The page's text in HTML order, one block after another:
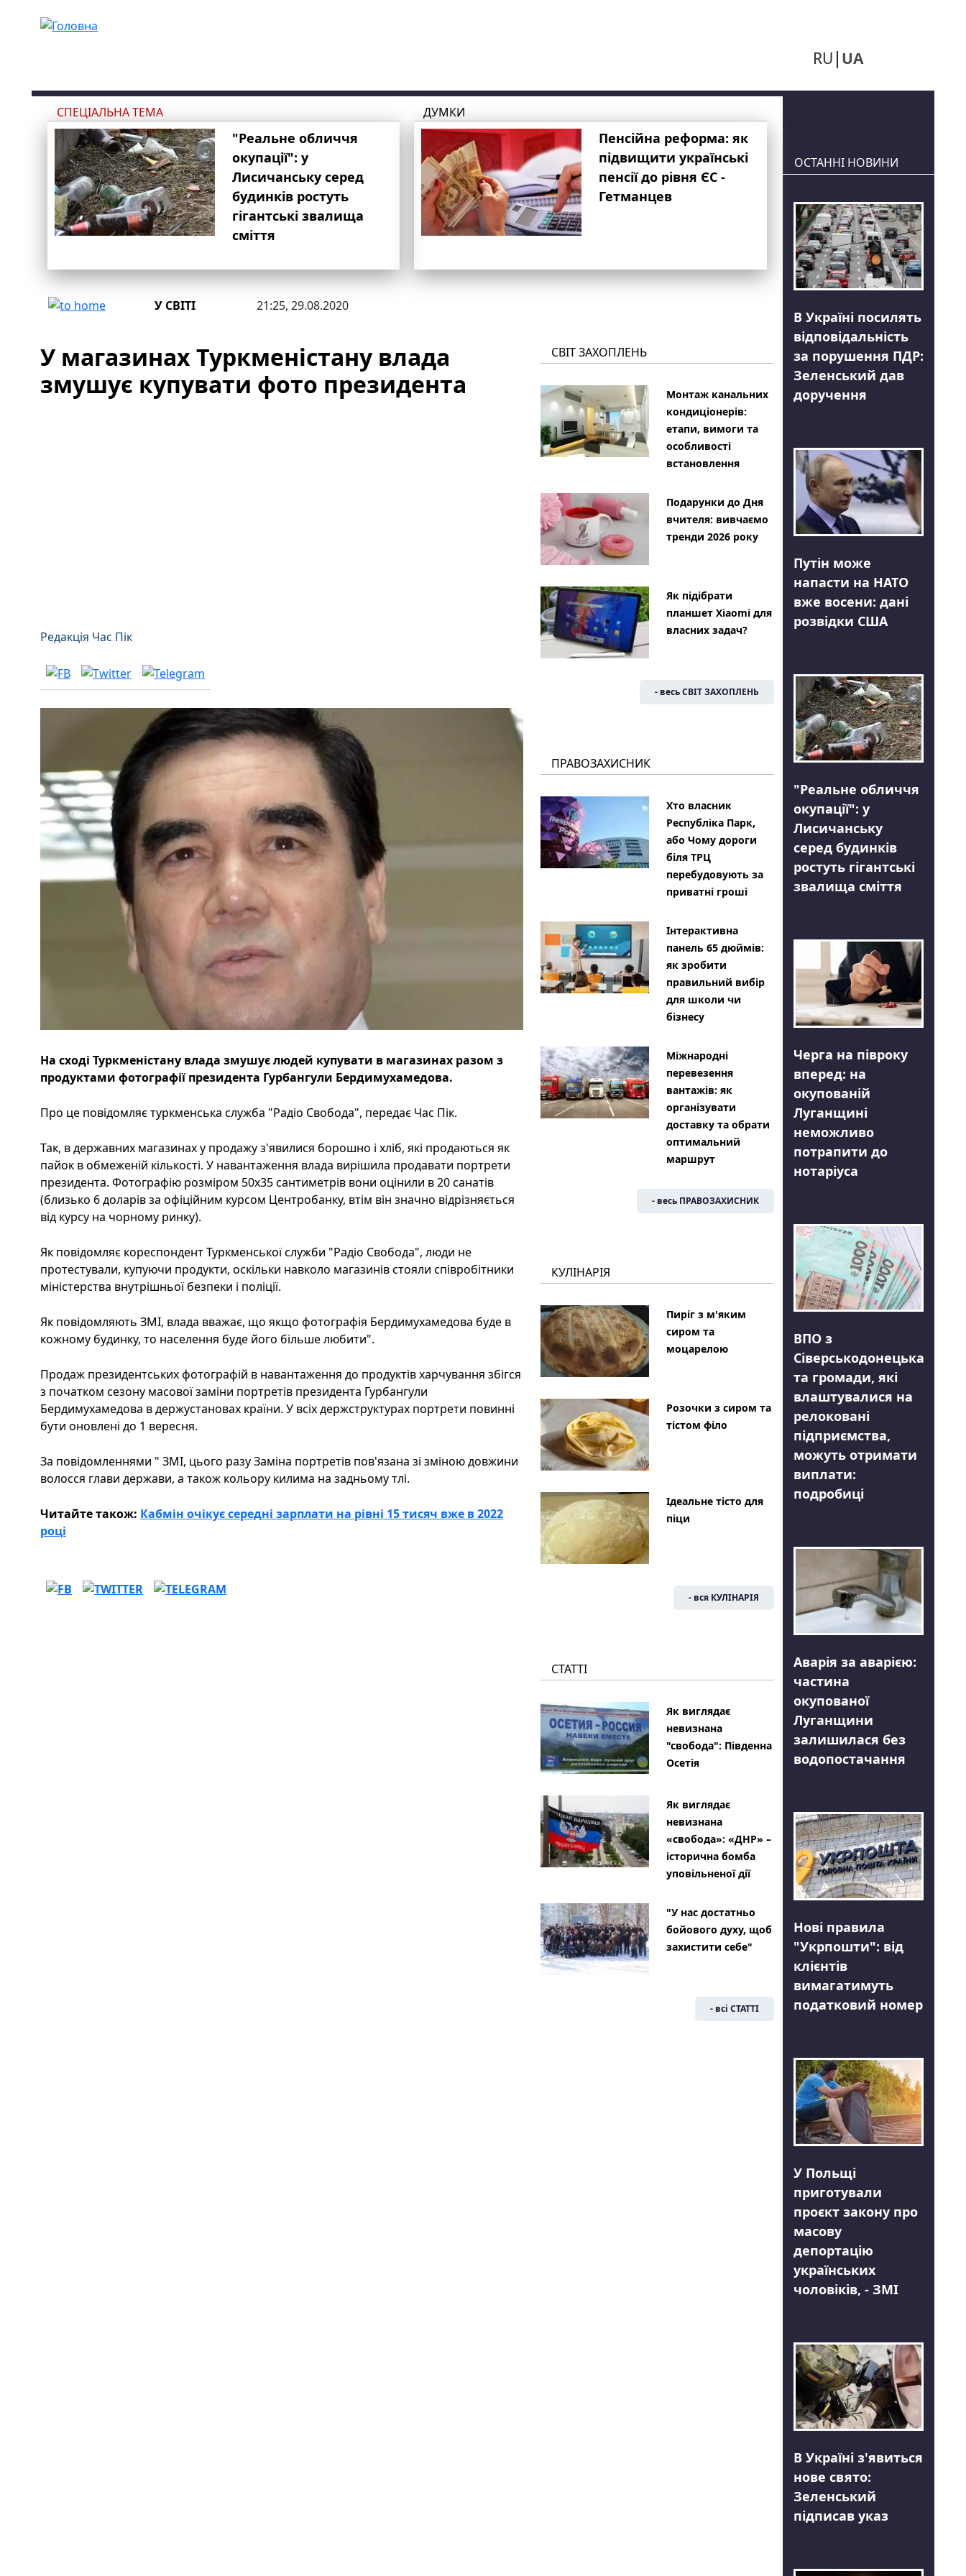
RU UA
СПЕЦІАЛЬНА ТЕМА
"Реальне обличчя
окупації": у
Лисичанську серед
будинків ростуть
гігантські звалища
сміття
ДУМКИ
Пенсійна реформа: як
підвищити українські
пенсії до рівня ЄС -
Гетманцев
У СВІТІ 21:25, 29.08.2020
У магазинах Туркменістану влада
змушує купувати фото президента
Редакція Час Пік
На сході Туркменістану влада змушує людей купувати в магазинах разом з
продуктами фотографії президента Гурбангули Бердимухамедова.
Про це повідомляє туркменська служба "Радіо Свобода", передає Час Пік.
Так, в державних магазинах у продажу з'явилися борошно і хліб, які продаються як
пайок в обмеженій кількості. У навантаження влада вирішила продавати портрети
президента. Фотографію розміром 50х35 сантиметрів вони оцінили в 20 санатів
(близько 6 доларів за офіційним курсом Центробанку, втім він значно відрізняється
від курсу на чорному ринку).
Як повідомляє кореспондент Туркменської служби "Радіо Свобода", люди не
протестували, купуючи продукти, оскільки навколо магазинів стояли співробітники
міністерства внутрішньої безпеки і поліції.
Як повідомляють ЗМІ, влада вважає, що якщо фотографія Бердимухамедова буде в
кожному будинку, то населення буде його більше любити".
Продаж президентських фотографій в навантаження до продуктів харчування збігся
з початком сезону масової заміни портретів президента Гурбангули
Бердимухамедова в держустановах країни. У всіх держструктурах портрети повинні
бути оновлені до 1 вересня.
За повідомленнями " ЗМІ, цього разу Заміна портретів пов'язана зі зміною довжини
волосся глави держави, а також кольору килима на задньому тлі.
Читайте також: Кабмін очікує середні зарплати на рівні 15 тисяч вже в 2022
році
СВІТ ЗАХОПЛЕНЬ
Монтаж канальних
кондиціонерів:
етапи, вимоги та
особливості
встановлення
Подарунки до Дня
вчителя: вивчаємо
тренди 2026 року
Як підібрати
планшет Xiaomi для
власних задач?
- весь СВІТ ЗАХОПЛЕНЬ
ПРАВОЗАХИСНИК
Хто власник
Республіка Парк,
або Чому дороги
біля ТРЦ
перебудовують за
приватні гроші
Інтерактивна
панель 65 дюймів:
як зробити
правильний вибір
для школи чи
бізнесу
Міжнародні
перевезення
вантажів: як
організувати
доставку та обрати
оптимальний
маршрут
- весь ПРАВОЗАХИСНИК
КУЛІНАРІЯ
Пиріг з м'яким
сиром та
моцарелою
Розочки з сиром та
тістом філо
Ідеальне тісто для
піци
- вся КУЛІНАРІЯ
СТАТТІ
Як виглядає
невизнана
"свобода": Південна
Осетія
Як виглядає
невизнана
«свобода»: «ДНР» –
історична бомба
уповільненої дії
"У нас достатньо
бойового духу, щоб
захистити себе"
- всі СТАТТІ
ОСТАННІ НОВИНИ
В Україні посилять
відповідальність
за порушення ПДР:
Зеленський дав
доручення
Путін може
напасти на НАТО
вже восени: дані
розвідки США
"Реальне обличчя
окупації": у
Лисичанську
серед будинків
ростуть гігантські
звалища сміття
Черга на півроку
вперед: на
окупованій
Луганщині
неможливо
потрапити до
нотаріуса
ВПО з
Сіверськодонецька
та громади, які
влаштувалися на
релоковані
підприємства,
можуть отримати
виплати:
подробиці
Аварія за аварією:
частина
окупованої
Луганщини
залишилася без
водопостачання
Нові правила
"Укрпошти": від
клієнтів
вимагатимуть
податковий номер
У Польщі
приготували
проєкт закону про
масову
депортацію
українських
чоловіків, - ЗМІ
В Україні з'явиться
нове свято:
Зеленський
підписав указ